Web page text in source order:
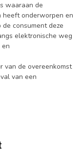
waaraan de
heeft onderworpen en
consument deze
elektronische weg
van de overeenkomst
van een